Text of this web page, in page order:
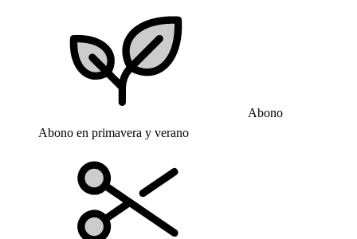
Abono
Abono en primavera y verano